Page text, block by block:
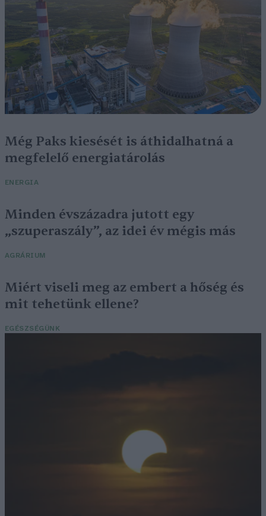
Még Paks kiesését is áthidalhatná a
megfelelő energiatárolás
ENERGIA
Minden évszázadra jutott egy
„szuperaszály”, az idei év mégis más
AGRÁRIUM
Miért viseli meg az embert a hőség és
mit tehetünk ellene?
EGÉSZSÉGÜNK